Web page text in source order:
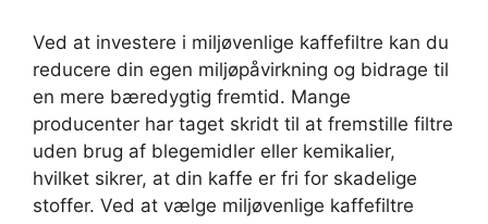
Ved at investere i miljøvenlige kaffefiltre kan du
reducere din egen miljøpåvirkning og bidrage til
en mere bæredygtig fremtid. Mange
producenter har taget skridt til at fremstille filtre
uden brug af blegemidler eller kemikalier,
hvilket sikrer, at din kaffe er fri for skadelige
stoffer. Ved at vælge miljøvenlige kaffefiltre